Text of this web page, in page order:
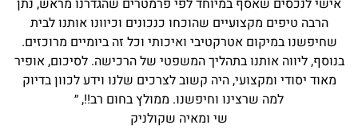
אישי לנכסים שאסף במיוחד לפי פרמטרים שהגדרנו מראש, נתן
הרבה טיפים מקצועיים שהוכחו כנכונים וכיוונו אותנו לבית
שחיפשנו במיקום אטרקטיבי ואיכותי וכל זה ביומיים מרוכזים.
בנוסף, ליווה אותנו בתהליך המשפטי של הרכישה. לסיכום, אופיר
מאוד יסודי ומקצועי, היה קשוב לצרכים שלנו וידע לכוון בדיוק
למה שרצינו וחיפשנו. ממולץ בחום רב!!, ״
שי ומאיה שקולניק